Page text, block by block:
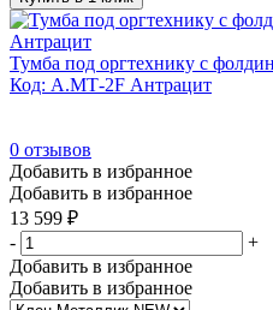
Тумба под оргтехнику с
Код: А.МТ-2F Антрацит
0 отзывов
Добавить в избранное
Добавить в избранное
13 599 ₽
-
+
Добавить в избранное
Добавить в избранное